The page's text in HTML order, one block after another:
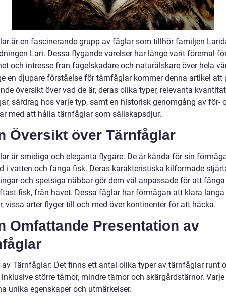
är en fascinerande grupp av fåglar som tillhör familjen
Lari. Dessa flygande varelser har länge varit föremål
och intresse från fågelskådare och naturälskare över hela
en djupare förståelse för tärnfåglar kommer denna artikel att
översikt över vad de är, deras olika typer, relevanta
särdrag hos varje typ, samt en historisk genomgång av för-
med att hålla tärnfåglar som sällskapsdjur.
Översikt över Tärnfåglar
är smidiga och eleganta flygare. De är kända för sin
i vatten och fånga fisk. Deras karakteristiska kilformade
och spetsiga näbbar gör dem väl anpassade för att
fisk, från havet. Dessa fåglar har förmågan att klara långa
vissa arter flyger till och med över kontinenter för att häcka.
Omfattande Presentation av
av Tärnfåglar: Det finns ett antal olika typer av tärnfåglar runt
större tärnor, mindre tärnor och skärgårdstärnor.
unika egenskaper och utmärkelser.